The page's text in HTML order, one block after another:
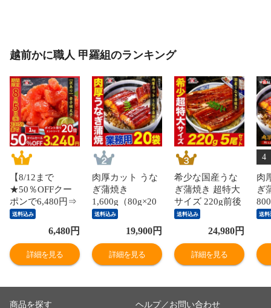
越前かに職人 甲羅組のランキング
【8/12まで
★50％OFFクー
ポンで6,480円⇒
送料無料3,240
円！】【訳あり/
特切れ】辛子明
太子 めんたいこ
魚卵 おつまみ 晩
海鮮 朝食 お弁当
海鮮vs肉
送料込み
6,480円
詳細を見る
肉厚カット うな
ぎ蒲焼き
1,600g（80g×20
袋）鰻 ウナギ 海
鮮 贈答品 ご自宅
用 ギフト 冷凍
送料無料 海鮮vs
肉 御中元 お中元
フト
送料込み
19,900円
詳細を見る
希少な国産うな
ぎ蒲焼き 超特大
サイズ 220g前後
×5尾 うなぎ ウナ
ギ 鰻 国産うなぎ
通販 うなぎ お取
り寄せ うなぎ食
べ放題 うなぎ大
まぶし 冷凍うな
ぎ 家族用
送料込み
24,980円
詳細を見る
4
肉
ぎ
袋
送
肉
フ
送料
商品を探す ヘルプ／お問い合わせ